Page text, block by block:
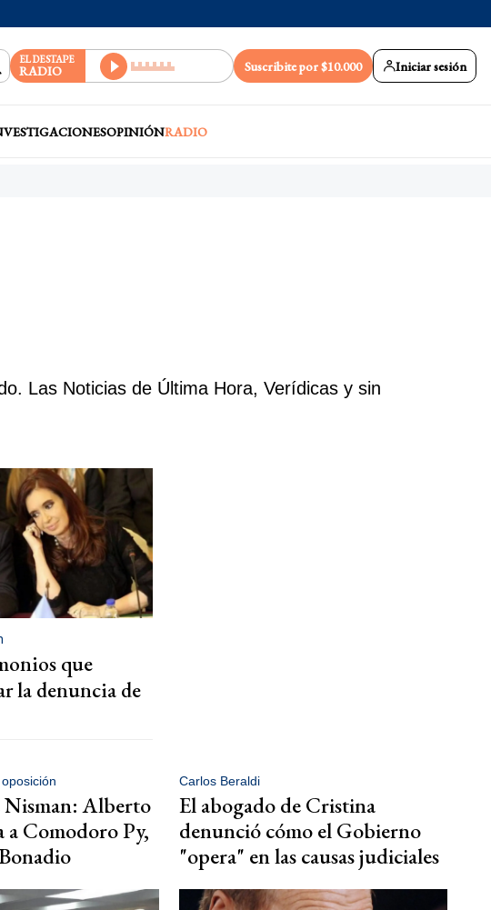
EL DESTAPE
RADIO Suscribite por $10.000 Iniciar sesión
OPINIÓNRADIO
Las Noticias de Última Hora, Verídicas y sin
que
la denuncia de
Nisman: Alberto
a Comodoro Py,
Carlos Beraldi
El abogado de Cristina
denunció cómo el Gobierno
"opera" en las causas judiciales